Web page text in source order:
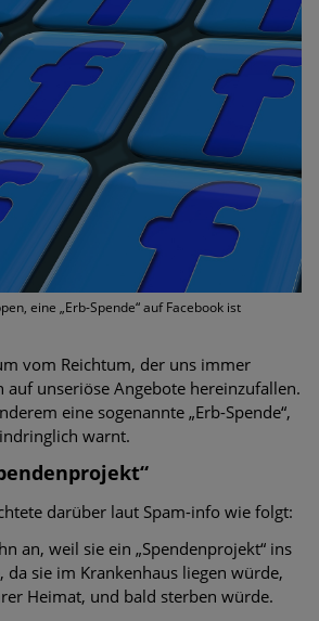
im Fokus der aktuellen Cyber-
Mega-Ransomware. Deutsche
nicht
HTTP-basierten Cyberangriffe lässt
bei Web-DDoS-Angriffen warnen
im Visier. Was hilft gegen
mit großen Markennamen –
auf LinkedIn: Unternehmen und
in Augsburg
eine „Erb-Spende“ auf Facebook ist
vom Reichtum, der uns immer
unseriöse Angebote hereinzufallen.
eine sogenannte „Erb-Spende“,
warnt.
darüber laut Spam-info wie folgt:
an, weil sie ein „Spendenprojekt“ ins
da sie im Krankenhaus liegen würde,
Heimat, und bald sterben würde.